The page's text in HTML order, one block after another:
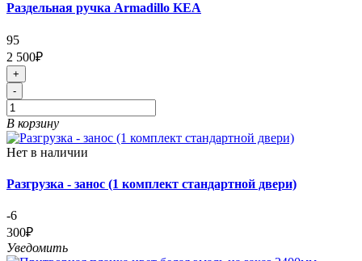
Раздельная ручка Armadillo KEA
95
2 500₽
+
-
В корзину
Нет в наличии
Разгрузка - занос (1 комплект стандартной двери)
-6
300₽
Уведомить